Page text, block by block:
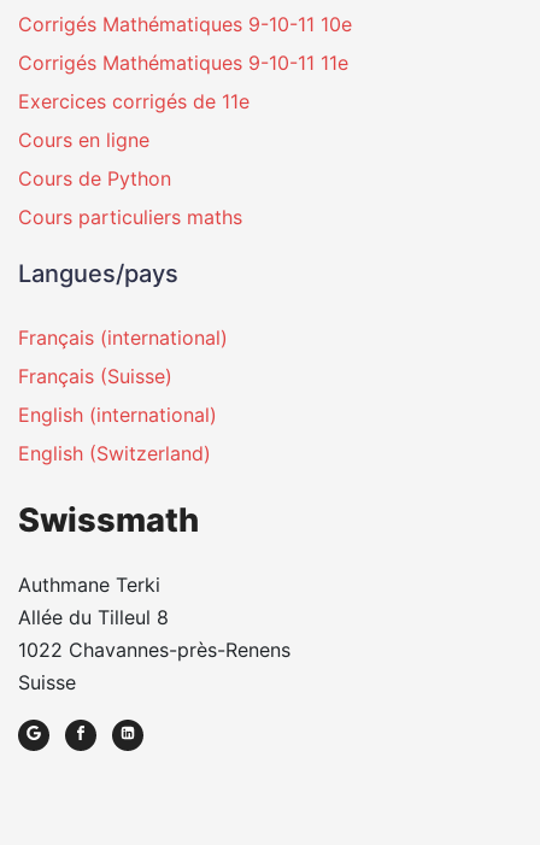
Corrigés Mathématiques 9-10-11 10e
Corrigés Mathématiques 9-10-11 11e
Exercices corrigés de 11e
Cours en ligne
Cours de Python
Cours particuliers maths
Langues/pays
Français (international)
Français (Suisse)
English (international)
English (Switzerland)
Swissmath
Authmane Terki
Allée du Tilleul 8
1022 Chavannes-près-Renens
Suisse